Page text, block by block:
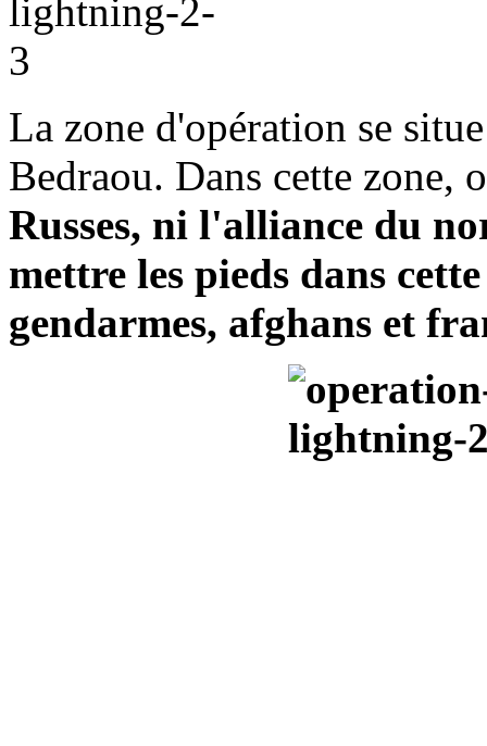
La zone d'opération se
Bedraou. Dans cette zone,
Russes, ni l'alliance du
mettre les pieds dans
gendarmes, afghans et